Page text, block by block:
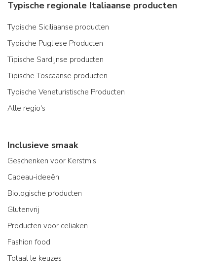
Typische regionale Italiaanse producten
Typische Siciliaanse producten
Typische Pugliese Producten
Tipische Sardijnse producten
Tipische Toscaanse producten
Typische Veneturistische Producten
Alle regio's
Inclusieve smaak
Geschenken voor Kerstmis
Cadeau-ideeën
Biologische producten
Glutenvrij
Producten voor celiaken
Fashion food
Totaal le keuzes